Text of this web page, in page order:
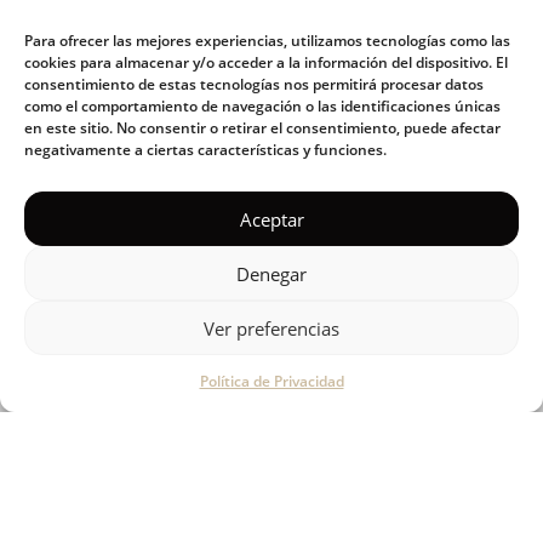
Para ofrecer las mejores experiencias, utilizamos tecnologías como las
cookies para almacenar y/o acceder a la información del dispositivo. El
consentimiento de estas tecnologías nos permitirá procesar datos
como el comportamiento de navegación o las identificaciones únicas
en este sitio. No consentir o retirar el consentimiento, puede afectar
negativamente a ciertas características y funciones.
Aceptar
Denegar
Ver preferencias
Política de Privacidad
PAGO SEGURO
Pasarela de pago completamente encriptada
Utensilios de cocina libres de disruptores